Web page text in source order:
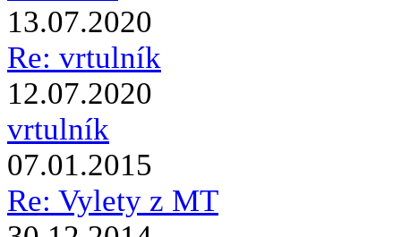
13.07.2020
Re: vrtulník
12.07.2020
vrtulník
07.01.2015
Re: Vylety z MT